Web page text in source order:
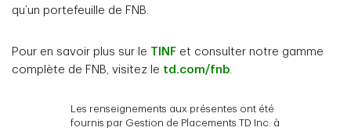
qu’un portefeuille de FNB.
Pour en savoir plus sur le TINF et consulter notre gamme
complète de FNB, visitez le td.com/fnb.
Les renseignements aux présentes ont été
fournis par Gestion de Placements TD Inc. à